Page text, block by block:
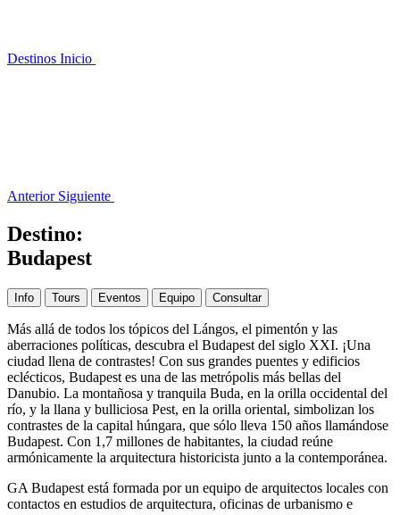
Destinos Inicio
Anterior Siguiente
Destino:
Budapest
Info Tours Eventos Equipo Consultar
Más allá de todos los tópicos del Lángos, el pimentón y las
aberraciones políticas, descubra el Budapest del siglo XXI. ¡Una
ciudad llena de contrastes! Con sus grandes puentes y edificios
eclécticos, Budapest es una de las metrópolis más bellas del
Danubio. La montañosa y tranquila Buda, en la orilla occidental del
río, y la llana y bulliciosa Pest, en la orilla oriental, simbolizan los
contrastes de la capital húngara, que sólo lleva 150 años llamándose
Budapest. Con 1,7 millones de habitantes, la ciudad reúne
armónicamente la arquitectura historicista junto a la contemporánea.
GA Budapest está formada por un equipo de arquitectos locales con
contactos en estudios de arquitectura, oficinas de urbanismo e